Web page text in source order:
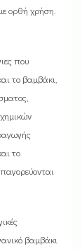
ορθή χρήση.
που
το βαμβάκι,
το
βαμβάκι